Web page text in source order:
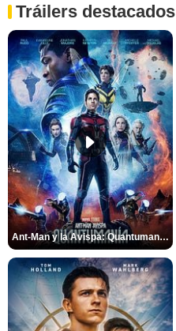
Tráilers destacados
Ant-Man y la Avispa: Quantumanía Tráiler (2)